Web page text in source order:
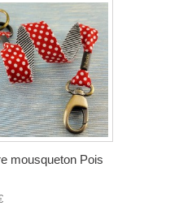
mousqueton Pois